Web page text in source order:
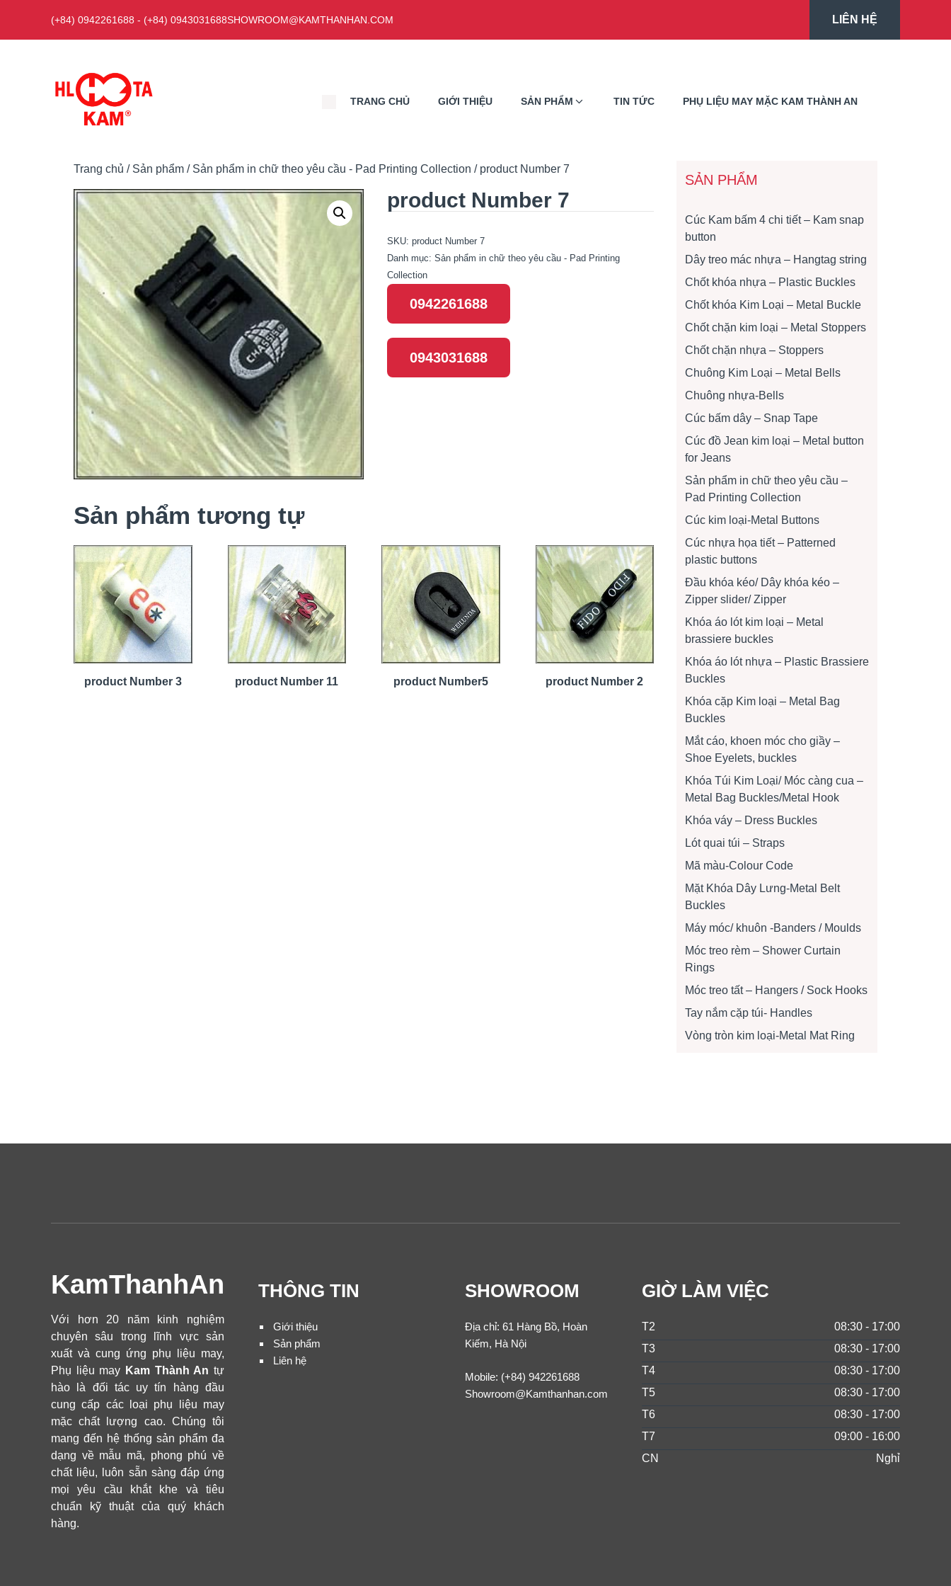
nội
(+84) 0942261688 - (+84) 0943031688SHOWROOM@KAMTHANHAN.COM LIÊN HỆ
TRANG CHỦ GIỚI THIỆU SẢN PHẨM TIN TỨC PHỤ LIỆU MAY MẶC KAM THÀNH AN
Trang chủ / Sản phẩm / Sản phẩm in chữ theo yêu cầu - Pad Printing Collection / product Number 7
product Number 7
SKU: product Number 7
Danh mục: Sản phẩm in chữ theo yêu cầu - Pad Printing
Collection
0942261688
0943031688
Sản phẩm tương tự
product Number 3 product Number 11 product Number5 product Number 2
SẢN PHẨM
Cúc Kam bấm 4 chi tiết – Kam snap
button
Dây treo mác nhựa – Hangtag string
Chốt khóa nhựa – Plastic Buckles
Chốt khóa Kim Loại – Metal Buckle
Chốt chặn kim loại – Metal Stoppers
Chốt chặn nhựa – Stoppers
Chuông Kim Loại – Metal Bells
Chuông nhựa-Bells
Cúc bấm dây – Snap Tape
Cúc đồ Jean kim loại – Metal button
for Jeans
Sản phẩm in chữ theo yêu cầu –
Pad Printing Collection
Cúc kim loại-Metal Buttons
Cúc nhựa họa tiết – Patterned
plastic buttons
Đầu khóa kéo/ Dây khóa kéo –
Zipper slider/ Zipper
Khóa áo lót kim loại – Metal
brassiere buckles
Khóa áo lót nhựa – Plastic Brassiere
Buckles
Khóa cặp Kim loại – Metal Bag
Buckles
Mắt cáo, khoen móc cho giầy –
Shoe Eyelets, buckles
Khóa Túi Kim Loại/ Móc càng cua –
Metal Bag Buckles/Metal Hook
Khóa váy – Dress Buckles
Lót quai túi – Straps
Mã màu-Colour Code
Mặt Khóa Dây Lưng-Metal Belt
Buckles
Máy móc/ khuôn -Banders / Moulds
Móc treo rèm – Shower Curtain
Rings
Móc treo tất – Hangers / Sock Hooks
Tay nắm cặp túi- Handles
Vòng tròn kim loại-Metal Mat Ring
KamThanhAn
Với hơn 20 năm kinh nghiệm
chuyên sâu trong lĩnh vực sản
xuất và cung ứng phụ liệu may,
Phụ liệu may Kam Thành An tự
hào là đối tác uy tín hàng đầu
cung cấp các loại phụ liệu may
mặc chất lượng cao. Chúng tôi
mang đến hệ thống sản phẩm đa
dạng về mẫu mã, phong phú về
chất liệu, luôn sẵn sàng đáp ứng
mọi yêu cầu khắt khe và tiêu
chuẩn kỹ thuật của quý khách
hàng.
THÔNG TIN
Giới thiệu
Sản phẩm
Liên hệ
SHOWROOM
Địa chỉ: 61 Hàng Bồ, Hoàn
Kiếm, Hà Nội
Mobile: (+84) 942261688
Showroom@Kamthanhan.com
GIỜ LÀM VIỆC
T2
08:30 - 17:00
T3
08:30 - 17:00
T4
08:30 - 17:00
T5
08:30 - 17:00
T6
08:30 - 17:00
T7
09:00 - 16:00
CN
Nghỉ